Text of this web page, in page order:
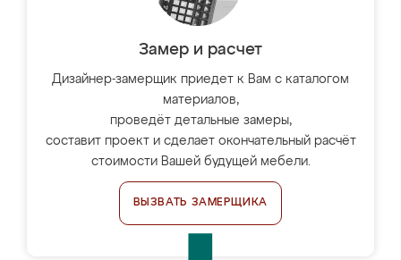
Замер и расчет
Дизайнер-замерщик приедет к Вам с каталогом
материалов,
проведёт детальные замеры,
составит проект и сделает окончательный расчёт
стоимости Вашей будущей мебели.
ВЫЗВАТЬ ЗАМЕРЩИКА